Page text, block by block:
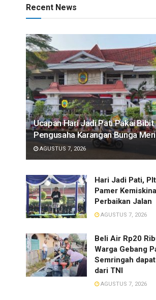
Recent News
​Ucapan Hari Jadi Pati Pakai Bibit
Pengusaha Karangan Bunga
AGUSTUS 7, 2026
​Hari Jadi Pati,
Pamer
Perbaikan Jalan
AGUSTUS 7, 2026
Beli Air Rp20
Warga Gebang
Semringah
dari TNI
AGUSTUS 7, 2026